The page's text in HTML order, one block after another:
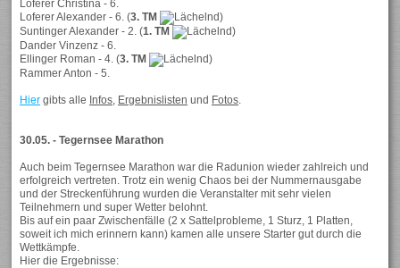
Loferer Christina - 6.
Loferer Alexander - 6. (3. TM
)
Suntinger Alexander - 2. (1. TM
)
Dander Vinzenz - 6.
Ellinger Roman - 4. (3. TM
)
Rammer Anton - 5.
Hier gibts alle Infos Ergebnislisten und Fotos
30.05. - Tegernsee Marathon
Auch beim Tegernsee Marathon war die Radunion wieder zahlreich und
erfolgreich vertreten. Trotz ein wenig Chaos bei der Nummernausgabe
und der Streckenführung wurden die Veranstalter mit sehr vielen
Teilnehmern und super Wetter belohnt.
Bis auf ein paar Zwischenfälle (2 x Sattelprobleme, 1 Sturz, 1 Platten,
soweit ich mich erinnern kann) kamen alle unsere Starter gut durch die
Wettkämpfe.
Hier die Ergebnisse: